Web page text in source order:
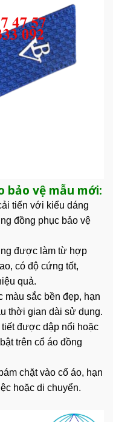
bảo vệ mẫu mới:
tiến với kiểu dáng
đồng phục bảo vệ
được làm từ hợp
có độ cứng tốt,
quả.
màu sắc bền đẹp, hạn
thời gian dài sử dụng.
được dập nổi hoặc
trên cổ áo đồng
chặt vào cổ áo, hạn
hoặc di chuyển.